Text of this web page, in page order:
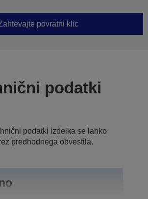
povratni klic
podatki
podatki izdelka se lahko
predhodnega obvestila.